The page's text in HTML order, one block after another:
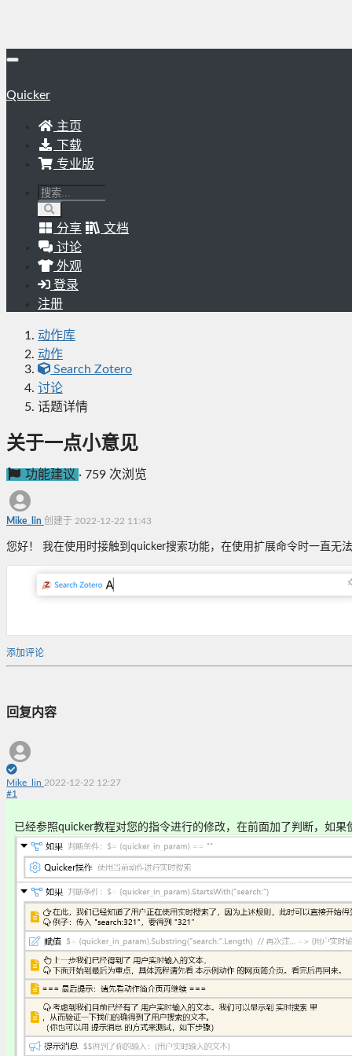
Quicker
主页
下载
专业版
分享
文档
讨论
外观
登录
注册
动作库
动作
Search Zotero
讨论
话题详情
关于一点小意见
功能建议 · 759 次浏览
Mike_lin 创建于 2022-12-22 11:43
您好！ 我在使用时接触到quicker搜索功能，在使用扩展命令时一直无
添加评论
回复内容
Mike_lin 2022-12-22 12:27
#1
已经参照quicker教程对您的指令进行的修改，在前面加了判断，如